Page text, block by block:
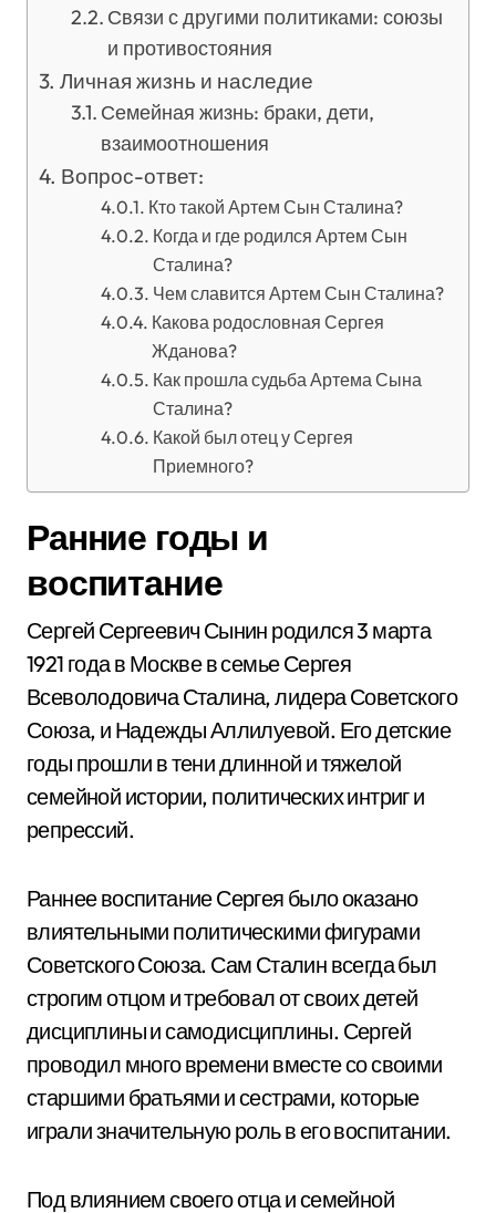
Связи с другими политиками: союзы
и противостояния
Личная жизнь и наследие
Семейная жизнь: браки, дети,
взаимоотношения
Вопрос-ответ:
Кто такой Артем Сын Сталина?
Когда и где родился Артем Сын
Сталина?
Чем славится Артем Сын Сталина?
Какова родословная Сергея
Жданова?
Как прошла судьба Артема Сына
Сталина?
Какой был отец у Сергея
Приемного?
Ранние годы и
воспитание
Сергей Сергеевич Сынин родился 3 марта
1921 года в Москве в семье Сергея
Всеволодовича Сталина, лидера Советского
Союза, и Надежды Аллилуевой. Его детские
годы прошли в тени длинной и тяжелой
семейной истории, политических интриг и
репрессий.
Раннее воспитание Сергея было оказано
влиятельными политическими фигурами
Советского Союза. Сам Сталин всегда был
строгим отцом и требовал от своих детей
дисциплины и самодисциплины. Сергей
проводил много времени вместе со своими
старшими братьями и сестрами, которые
играли значительную роль в его воспитании.
Под влиянием своего отца и семейной